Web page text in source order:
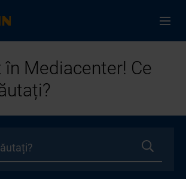
în Mediacenter! Ce